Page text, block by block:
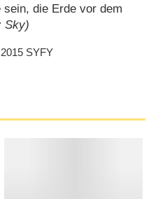
die Erde vor dem
Sky)
SYFY